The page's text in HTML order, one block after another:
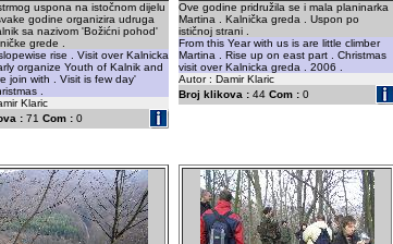
uspona na istočnom dijelu
godine organizira udruga
sa nazivom 'Božićni pohod'
grede .
rise . Visit over Kalnicka
organize Youth of Kalnik and
join with . Visit is few day'
.
Klaric
: 71 Com : 0
Ove godine pridružila se i mala planinarka
Martina . Kalnička greda . Uspon po
ističnoj strani .
From this Year with us is are little climber
Martina . Rise up on east part . Christmas
visit over Kalnicka greda . 2006 .
Autor : Damir Klaric
Broj klikova : 44 Com : 0